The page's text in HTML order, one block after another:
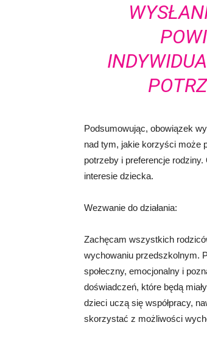
Podsumowując, obowiązek
nad tym, jakie korzyści może
potrzeby i preferencje
interesie dziecka.
Wezwanie do działania:
Zachęcam wszystkich
wychowaniu przedszkolnym.
społeczny, emocjonalny i
doświadczeń, które będą
dzieci uczą się współpracy,
skorzystać z możliwości